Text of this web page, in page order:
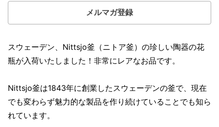
メルマガ登録
スウェーデン、Nittsjo釜（ニトア釜）の珍しい陶器の花
瓶が入荷いたしました！非常にレアなお品です。
Nittsjo釜は1843年に創業したスウェーデンの釜で、現在
でも変わらず魅力的な製品を作り続けていることでも知ら
れています。